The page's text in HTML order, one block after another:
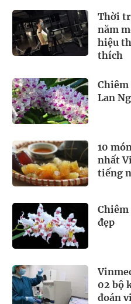
Thời
năm
hiệu
thích
Chiêm
Lan
10
nhất
tiếng
Chiêm
đẹp
02 bộ
đoán